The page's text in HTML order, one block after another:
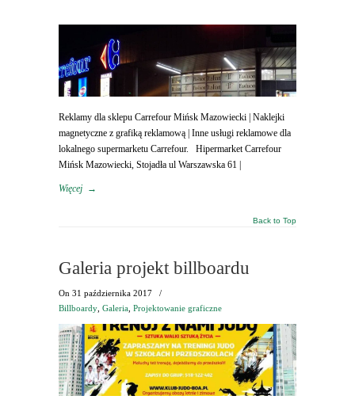
Reklamy dla sklepu Carrefour Mińsk Mazowiecki | Naklejki
magnetyczne z grafiką reklamową | Inne usługi reklamowe dla
lokalnego supermarketu Carrefour. Hipermarket Carrefour
Mińsk Mazowiecki, Stojadła ul Warszawska 61 |
Więcej →
Back to Top
Galeria projekt billboardu
On 31 października 2017
/
Billboardy Galeria Projektowanie graficzne